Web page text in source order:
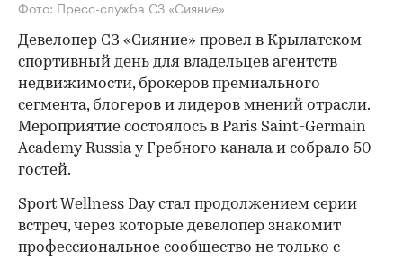
Фото: Пресс-служба СЗ «Сияние»
Девелопер СЗ «Сияние» провел в Крылатском
спортивный день для владельцев агентств
недвижимости, брокеров премиального
сегмента, блогеров и лидеров мнений отрасли.
Мероприятие состоялось в Paris Saint-Germain
Academy Russia у Гребного канала и собрало 50
гостей.
Sport Wellness Day стал продолжением серии
встреч, через которые девелопер знакомит
профессиональное сообщество не только с